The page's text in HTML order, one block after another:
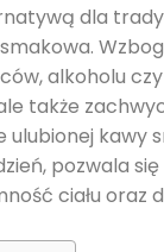
dla
alkoholu
także
ulubionej kawy
pozwala
ciału oraz